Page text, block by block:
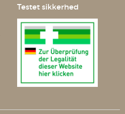
Testet sikkerhed